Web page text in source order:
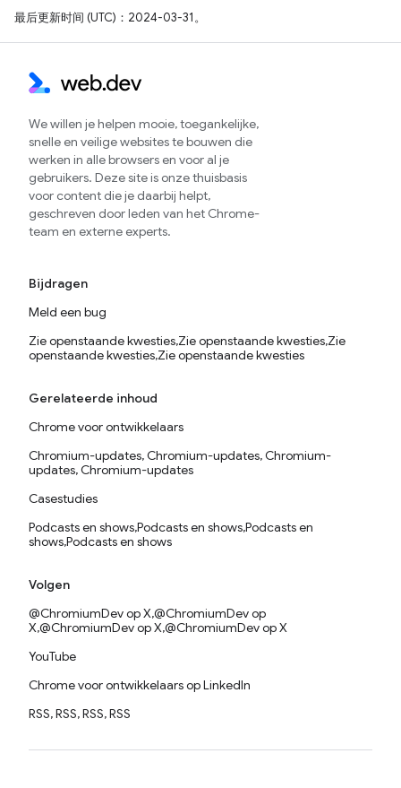
最后更新时间 (UTC)：2024-03-31。
We willen je helpen mooie, toegankelijke,
snelle en veilige websites te bouwen die
werken in alle browsers en voor al je
gebruikers. Deze site is onze thuisbasis
voor content die je daarbij helpt,
geschreven door leden van het Chrome-
team en externe experts.
Bijdragen
Meld een bug
Zie openstaande kwesties,Zie openstaande kwesties,Zie
openstaande kwesties,Zie openstaande kwesties
Gerelateerde inhoud
Chrome voor ontwikkelaars
Chromium-updates, Chromium-updates, Chromium-
updates, Chromium-updates
Casestudies
Podcasts en shows,Podcasts en shows,Podcasts en
shows,Podcasts en shows
Volgen
@ChromiumDev op X,@ChromiumDev op
X,@ChromiumDev op X,@ChromiumDev op X
YouTube
Chrome voor ontwikkelaars op LinkedIn
RSS, RSS, RSS, RSS